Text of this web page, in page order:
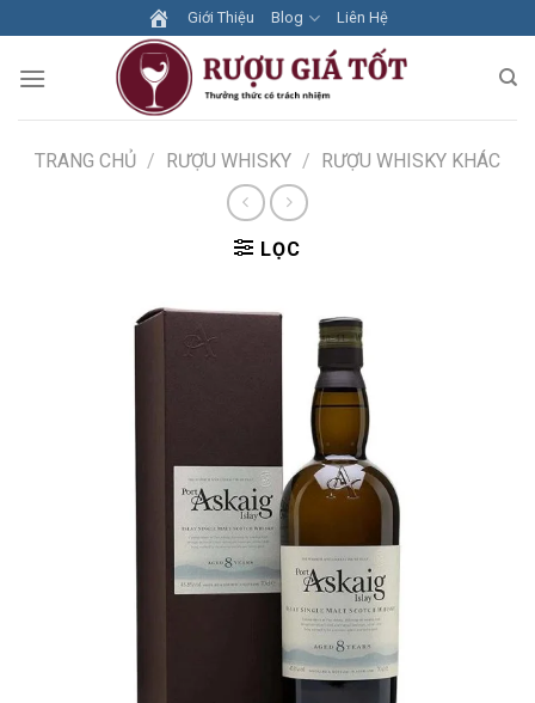
to
content
Giới Thiệu Blog Liên Hệ
TRANG CHỦ / RƯỢU WHISKY / RƯỢU WHISKY KHÁC
LỌC